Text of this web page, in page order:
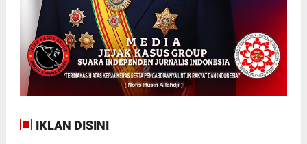
IKLAN DISINI